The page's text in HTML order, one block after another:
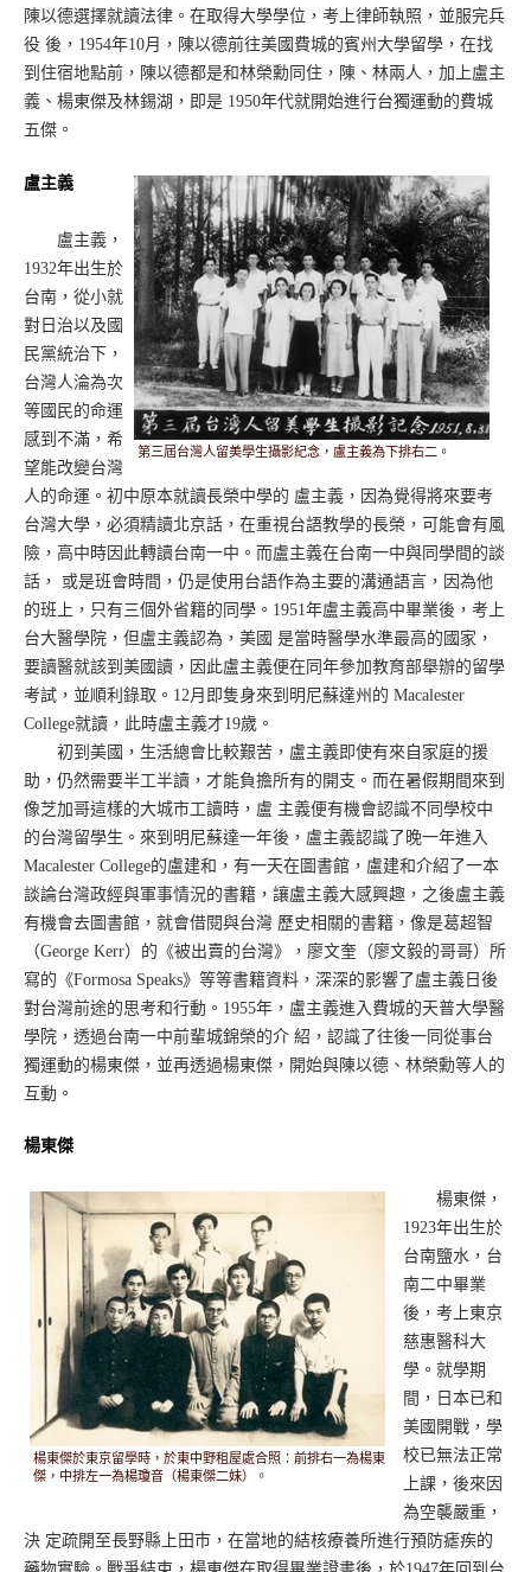
陳以德選擇就讀法律。在取得大學學位，考上律師執照，並服完兵
役 後，1954年10月，陳以德前往美國費城的賓州大學留學，在找
到住宿地點前，陳以德都是和林榮勳同住，陳、林兩人，加上盧主
義、楊東傑及林錫湖，即是 1950年代就開始進行台獨運動的費城
五傑。
第三屆台灣人留美學生攝影紀念，盧主義為下排右二。
盧主義
盧主義，
1932年出生於
台南，從小就
對日治以及國
民黨統治下，
台灣人淪為次
等國民的命運
感到不滿，希
望能改變台灣
人的命運。初中原本就讀長榮中學的 盧主義，因為覺得將來要考
台灣大學，必須精讀北京話，在重視台語教學的長榮，可能會有風
險，高中時因此轉讀台南一中。而盧主義在台南一中與同學間的談
話， 或是班會時間，仍是使用台語作為主要的溝通語言，因為他
的班上，只有三個外省籍的同學。1951年盧主義高中畢業後，考上
台大醫學院，但盧主義認為，美國 是當時醫學水準最高的國家，
要讀醫就該到美國讀，因此盧主義便在同年參加教育部舉辦的留學
考試，並順利錄取。12月即隻身來到明尼蘇達州的 Macalester
College就讀，此時盧主義才19歲。
初到美國，生活總會比較艱苦，盧主義即使有來自家庭的援
助，仍然需要半工半讀，才能負擔所有的開支。而在暑假期間來到
像芝加哥這樣的大城市工讀時，盧 主義便有機會認識不同學校中
的台灣留學生。來到明尼蘇達一年後，盧主義認識了晚一年進入
Macalester College的盧建和，有一天在圖書館，盧建和介紹了一本
談論台灣政經與軍事情況的書籍，讓盧主義大感興趣，之後盧主義
有機會去圖書館，就會借閱與台灣 歷史相關的書籍，像是葛超智
（George Kerr）的《被出賣的台灣》，廖文奎（廖文毅的哥哥）所
寫的《Formosa Speaks》等等書籍資料，深深的影響了盧主義日後
對台灣前途的思考和行動。1955年，盧主義進入費城的天普大學醫
學院，透過台南一中前輩城錦榮的介 紹，認識了往後一同從事台
獨運動的楊東傑，並再透過楊東傑，開始與陳以德、林榮勳等人的
互動。
楊東傑
楊東傑於東京留學時，於東中野租屋處合照：前排右一為楊東
傑，中排左一為楊瓊音（楊東傑二妹）。
楊東傑，
1923年出生於
台南鹽水，台
南二中畢業
後，考上東京
慈惠醫科大
學。就學期
間，日本已和
美國開戰，學
校已無法正常
上課，後來因
為空襲嚴重，
決 定疏開至長野縣上田市，在當地的結核療養所進行預防瘧疾的